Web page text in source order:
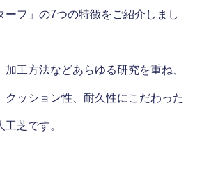
ーフ」の7つの特徴をご紹介しまし
工方法などあらゆる研究を重ね、
クッション性、耐久性にこだわった
芝です。